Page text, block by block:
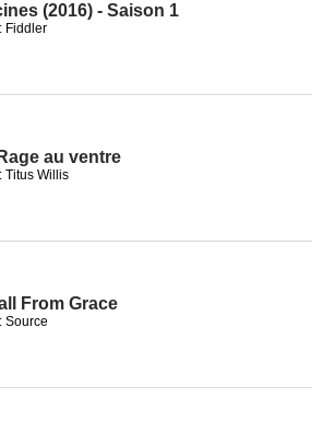
(2016) - Saison 1
Fiddler
au ventre
Titus Willis
From Grace
Source